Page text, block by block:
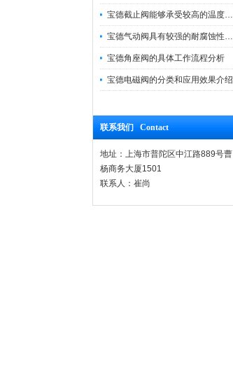
宝德截止阀能够承受较高的温度和压力
宝德气动阀具有较强的耐腐蚀性和抗震性
宝德角座阀的具体工作流程分析
宝德电磁阀的分类和应用效果介绍
联系我们 Contact
地址：上海市普陀区中江路889号曹
杨商务大厦1501
联系人：崔尚